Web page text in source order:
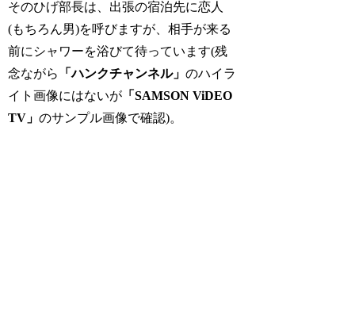
そのひげ部長は、出張の宿泊先に恋人
(もちろん男)を呼びますが、相手が来る
前にシャワーを浴びて待っています(残
念ながら
「ハンクチャンネル」のハイラ
イト画像にはないが 「SAMSON ViDEO
TV」のサンプル画像で確認)。